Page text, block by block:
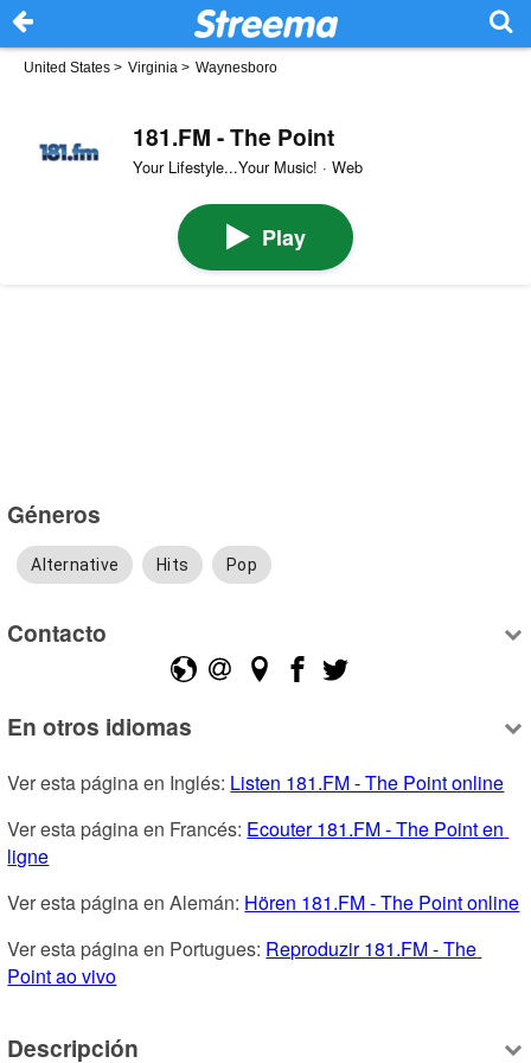
United States > Virginia > Waynesboro
181.FM - The Point
Your Lifestyle...Your Music! · Web
Play
Géneros
Alternative Hits Pop
Contacto
En otros idiomas
Ver esta página en Inglés: Listen 181.FM - The Point online
Ver esta página en Francés: Ecouter 181.FM - The Point en
ligne
Ver esta página en Alemán: Hören 181.FM - The Point online
Ver esta página en Portugues: Reproduzir 181.FM - The
Point ao vivo
Descripción